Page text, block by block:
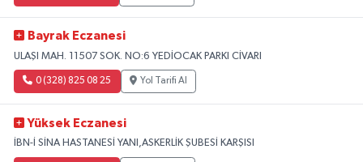
Bayrak Eczanesi
ULAŞI MAH. 11507 SOK. NO:6 YEDİOCAK PARKI CİVARI
0 (328) 825 08 25 Yol Tarifi Al
Yüksek Eczanesi
İBN-İ SİNA HASTANESİ YANI,ASKERLİK ŞUBESİ KARŞISI